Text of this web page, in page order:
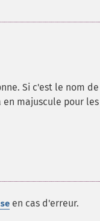
Si c'est le nom
majuscule pour les
en cas d'erreur.